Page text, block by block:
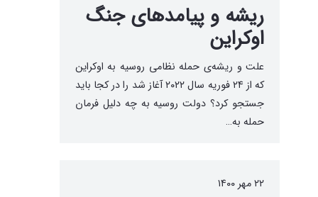
ریشه‌ و پیامدهای جنگ
اوکراین
علت و ریشه‌ی حمله نظامی روسیه به اوکراین
که از ۲۴ فوریه سال ۲۰۲۲ آغاز شد را در کجا باید
جستجو کرد؟ دولت روسیه به چه دلیل فرمان
حمله به…
۲۲ مهر ۱۴۰۰